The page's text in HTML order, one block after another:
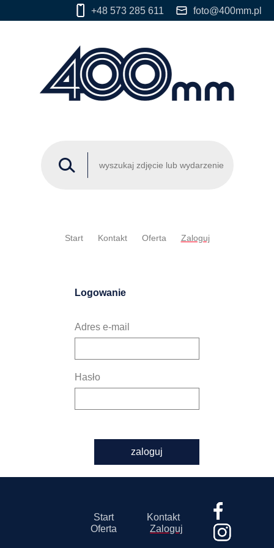
+48 573 285 611 foto@400mm.pl
Start Kontakt Oferta Zaloguj
Logowanie
Adres e-mail
Hasło
zaloguj
Start
Kontakt
Oferta
Zaloguj